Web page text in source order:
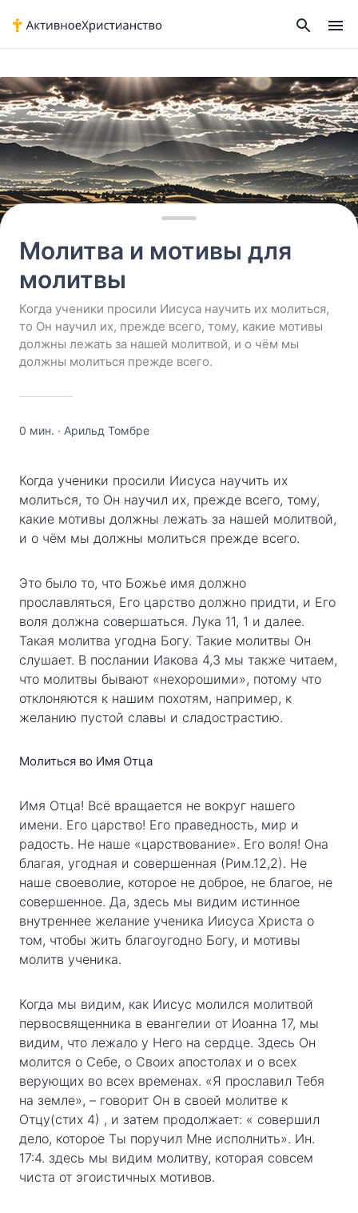
Молитва и мотивы для
молитвы
Когда ученики просили Иисуса научить их молиться,
то Он научил их, прежде всего, тому, какие мотивы
должны лежать за нашей молитвой, и о чём мы
должны молиться прежде всего.
0 мин. · Арильд Томбре
Когда ученики просили Иисуса научить их
молиться, то Он научил их, прежде всего, тому,
какие мотивы должны лежать за нашей молитвой,
и о чём мы должны молиться прежде всего.
Это было то, что Божье имя должно
прославляться, Его царство должно придти, и Его
воля должна совершаться. Лука 11, 1 и далее.
Такая молитва угодна Богу. Такие молитвы Он
слушает. В послании Иакова 4,3 мы также читаем,
что молитвы бывают «нехорошими», потому что
отклоняются к нашим похотям, например, к
желанию пустой славы и сладострастию.
Молиться во Имя Отца
Имя Отца! Всё вращается не вокруг нашего
имени. Его царство! Его праведность, мир и
радость. Не наше «царствование». Его воля! Она
благая, угодная и совершенная (Рим.12,2). Не
наше своеволие, которое не доброе, не благое, не
совершенное. Да, здесь мы видим истинное
внутреннее желание ученика Иисуса Христа о
том, чтобы жить благоугодно Богу, и мотивы
молитв ученика.
Когда мы видим, как Иисус молился молитвой
первосвященника в евангелии от Иоанна 17, мы
видим, что лежало у Него на сердце. Здесь Он
молится о Себе, о Своих апостолах и о всех
верующих во всех временах. «Я прославил Тебя
на земле», – говорит Он в своей молитве к
Отцу(стих 4) , и затем продолжает: « совершил
дело, которое Ты поручил Мне исполнить». Ин.
17:4. здесь мы видим молитву, которая совсем
чиста от эгоистичных мотивов.